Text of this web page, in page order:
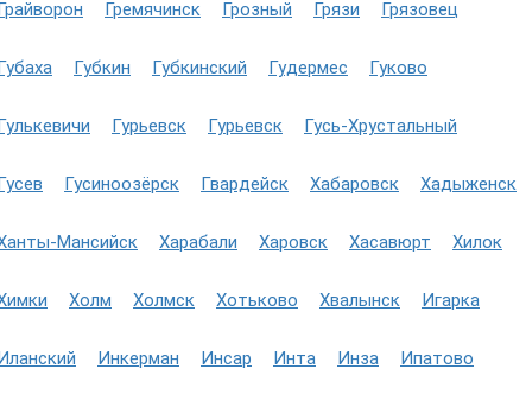
Гремячинск Грозный Грязи Грязовец
Губкин Губкинский Гудермес Гуково
Гурьевск Гурьевск Гусь-Хрустальный
Гусиноозёрск Гвардейск Хабаровск Хадыженск
Мансийск Харабали Харовск Хасавюрт Хилок
Холм Холмск Хотьково Хвалынск Игарка
Инкерман Инсар Инта Инза Ипатово